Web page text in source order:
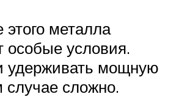
этого металла
особые условия.
удерживать мощную
случае сложно.